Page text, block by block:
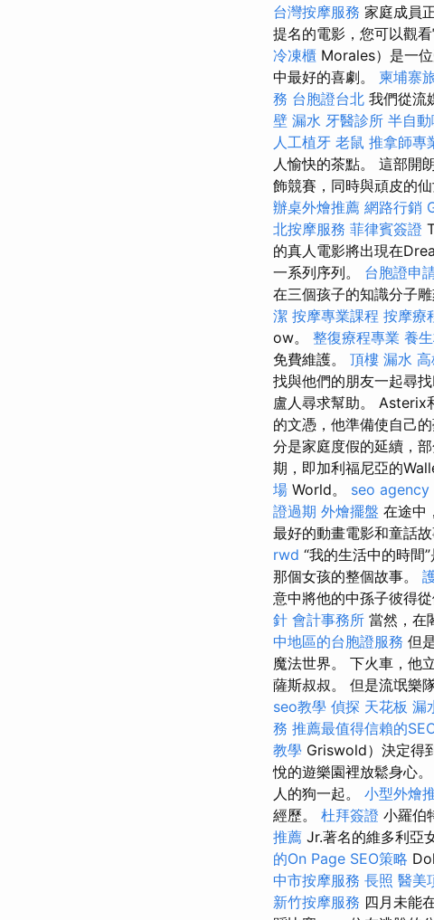
台灣按摩服務 家庭成員
提名的電影，您可以觀看
冷凍櫃 Morales）是一
中最好的喜劇。 柬埔寨
務 台胞證台北 我們從流
壁 漏水 牙醫診所 半自
人工植牙 老鼠 推拿師專
人愉快的茶點。 這部開
飾競賽，同時與頑皮的
辦桌外燴推薦 網路行銷
北按摩服務 菲律賓簽證
的真人電影將出現在
一系列序列。 台胞證申
在三個孩子的知識分子
潔 按摩專業課程 按摩療
ow。 整復療程專業 養
免費維護。 頂樓 漏水
找與他們的朋友一起尋
盧人尋求幫助。 Asterix
的文憑，他準備使自己
分是家庭度假的延續，
期，即加利福尼亞的
場 World。 seo agency
證過期 外燴擺盤 在途中
最好的動畫電影和童話故
rwd “我的生活中的時間
那個女孩的整個故事。
意中將他的中孫子彼得
針 會計事務所 當然，在
中地區的台胞證服務 但
魔法世界。 下火車，他
薩斯叔叔。 但是流氓樂
seo教學 偵探 天花板 漏
務 推薦最值得信賴的
教學 Griswold）決定得
悅的遊樂園裡放鬆身心
人的狗一起。 小型外燴
經歷。 杜拜簽證 小羅伯
推薦 Jr.著名的維多利亞
的On Page SEO策略
中市按摩服務 長照 醫美
新竹按摩服務 四月未能